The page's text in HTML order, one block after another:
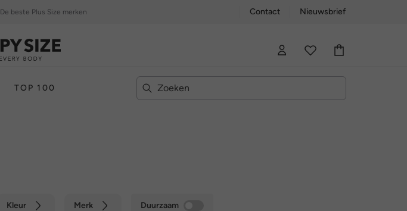
De beste Plus Size merken Contact Nieuwsbrief
TOP 100
Kleur Merk Duurzaam